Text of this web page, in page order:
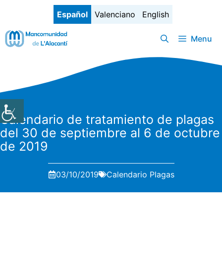
contenido
Español Valenciano English
Menu
Calendario de tratamiento de plagas
del 30 de septiembre al 6 de octubre
de 2019
03/10/2019 Calendario Plagas